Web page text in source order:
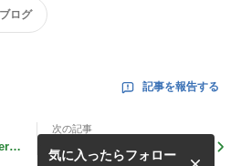
ログ
記事を報告する
は
次の記事
【メモ】HDMI端子とDVI端
子を変換したりして、いろい
気に入ったらフォロー